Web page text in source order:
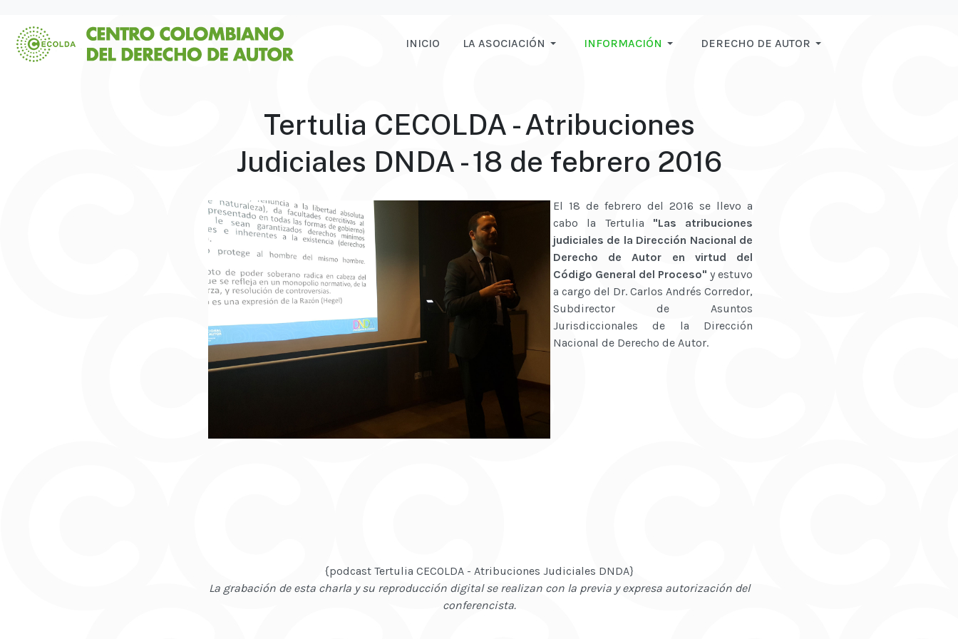
INICIO LA ASOCIACIÓN INFORMACIÓN DERECHO DE AUTOR
Tertulia CECOLDA - Atribuciones
Judiciales DNDA - 18 de febrero 2016
El 18 de febrero del 2016 se llevo a
cabo la Tertulia "Las atribuciones
judiciales de la Dirección Nacional de
Derecho de Autor en virtud del
Código General del Proceso" y estuvo
a cargo del Dr. Carlos Andrés Corredor,
Subdirector de Asuntos
Jurisdiccionales de la Dirección
Nacional de Derecho de Autor.
{podcast Tertulia CECOLDA - Atribuciones Judiciales DNDA}
La grabación de esta charla y su reproducción digital se realizan con la previa y expresa autorización del
conferencista.